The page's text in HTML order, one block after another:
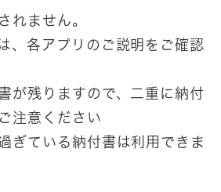
れません。
、各アプリのご説明をご確認
が残りますので、二重に納付
注意ください
ぎている納付書は利用できま